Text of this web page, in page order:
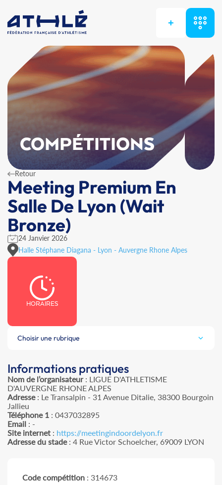
+
COMPÉTITIONS
Retour
Meeting Premium En
Salle De Lyon (Wait
Bronze)
24 Janvier 2026
Halle Stéphane Diagana - Lyon - Auvergne Rhone Alpes
HORAIRES
Choisir une rubrique
Informations pratiques
Nom de l’organisateur: LIGUE D'ATHLETISME
D'AUVERGNE RHONE ALPES
Adresse: Le Transalpin - 31 Avenue Ditalie, 38300 Bourgoin
Jallieu
Téléphone 1 : 0437032895
Email : -
Site internet : https://meetingindoordelyon.fr
Adresse du stade: 4 Rue Victor Schoelcher, 69009 LYON
Code compétition : 314673